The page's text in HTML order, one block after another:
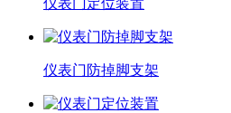
仪表门防掉脚支架